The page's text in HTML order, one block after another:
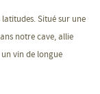
Situé sur une
notre cave, allie
vin de longue